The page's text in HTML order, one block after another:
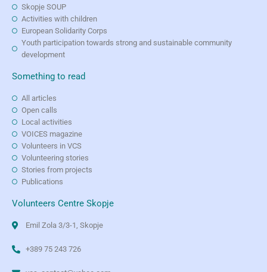
Skopje SOUP
Activities with children
European Solidarity Corps
Youth participation towards strong and sustainable community
development
Something to read
All articles
Open calls
Local activities
VOICES magazine
Volunteers in VCS
Volunteering stories
Stories from projects
Publications
Volunteers Centre Skopje
Emil Zola 3/3-1, Skopje
+389 75 243 726